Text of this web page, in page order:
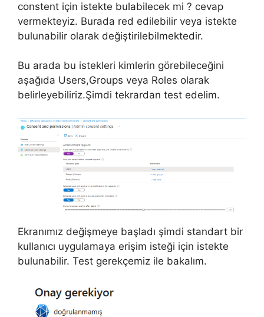
constent için istekte bulabilecek mi ? cevap
vermekteyiz. Burada red edilebilir veya istekte
bulunabilir olarak değiştirilebilmektedir.
Bu arada bu istekleri kimlerin görebileceğini
aşağıda Users,Groups veya Roles olarak
belirleyebiliriz.Şimdi tekrardan test edelim.
Ekranımız değişmeye başladı şimdi standart bir
kullanıcı uygulamaya erişim isteği için istekte
bulunabilir. Test gerekçemiz ile bakalım.